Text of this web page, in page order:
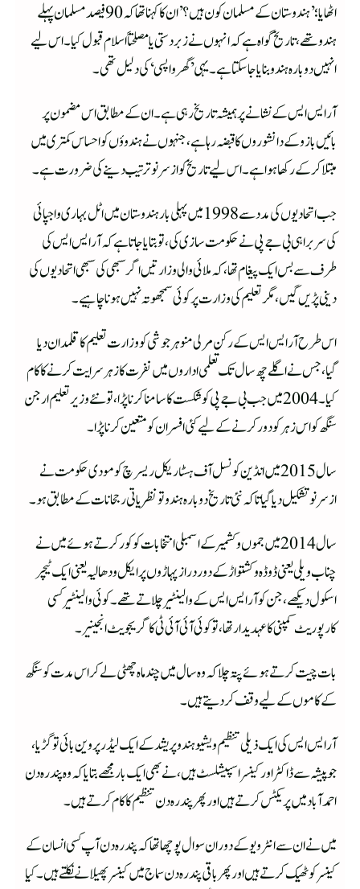
اٹھایا؛’ہندوستان کے مسلمان کون ہیں؟’ ان کا کہنا تھا کہ 90 فیصد مسلمان پہلے
ہندو تھے، تاریخ گواہ ہے کہ انہوں نے زبردستی یا مصلحتاً اسلام قبول کیا۔ اس لیے
انہیں دوبارہ ہندو بنایا جا سکتا ہے۔ یہی ’گھر واپسی‘ کی دلیل تھی۔
آر ایس ایس کے نشانے پر ہمیشہ تاریخ رہی ہے۔ ان کے مطابق اس مضمون پر
بائیں بازو کے دانشوروں کا قبضہ رہا ہے، جنہوں نے ہندوؤں کو احساس کمتری میں
مبتلا کر کے رکھا ہوا ہے۔ اس لیے تاریخ کو از سر نو ترتیب دینے کی ضرورت ہے۔
جب اتحادیوں کی مدد سے 1998 میں پہلی بار ہندوستان میں اٹل بہاری واجپائی
کی سربراہی بی جے پی نے حکومت سازی کی، تو بتایا جاتا ہے کہ آر ایس ایس کی
طرف سے بس ایک پیغام تھا، کہ ملائی والی وزارتیں اگر سبھی کی سبھی اتحادیوں کی
دینی پڑیں گیں، مگر تعلیم کی وزارت پر کوئی سمجھوتہ نہیں ہونا چاہیے۔
اس طرح آر ایس ایس کے رکن مرلی منوہر جوشی کو وزارت تعلیم کا قلمدان دیا
گیا، جس نے اگلے چھ سال تک تعلمی اداروں میں نفرت کا زہر سرایت کرنے کا کام
کیا۔ 2004 میں جب بی جے پی کو شکست کا سامنا کرنا پڑا، تو نئے وزیر تعلیم ارجن
سنگھ کو اس زہر کو دور کرنے کے لیے کئی افسران کو متعین کرنا پڑا۔
سال 2015 میں انڈین کونسل آف ہسٹاریکل ریسرچ کو مودی حکومت نے
ازسرنو تشکیل دیا گیا تاکہ نئی تاریخ دوبارہ ہندوتو نظریاتی رجحانات کے مطابق ہو۔
سال 2014میں جموں و کشمیر کے اسمبلی انتخابات کو کور کرتے ہوئے میں نے
چناب ویلی یعنی ڈوڈہ و کشتواڑ کے دور دراز پہاڑوں پر ایکل ودھالیہ یعنی ایک ٹیچر
اسکول دیکھے، جن کو آر ایس ایس کے والینٹیر چلاتے تھے۔ کوئی والینٹیرکسی
کارپوریٹ کمپنی کا عہدیدار تھا، تو کوئی آئی آئی ٹی کا گریجویٹ انجینیر۔
بات چیت کرتے ہوئے پتہ چلا کہ وہ سال میں چند ماہ چھٹی لےکر اس مدت کو سنگھ
کے کاموں کے لیے وقف کردیتے ہیں۔
آر ایس ایس کی ایک ذیلی تنظیم ویشیو ہندو پریشد کے ایک لیڈر پروین بائی توگڑیا،
جو پیشہ سے ڈاکٹر اور کینسر اسپیشلسٹ ہیں، نے بھی ایک با ر مجھے بتایا کہ وہ پندرہ دن
احمد آباد میں پریکٹس کرتے ہیں اور پھر پندر ہ دن تنظیم کا کام کرتے ہیں۔
میں نے ان سے انٹرویو کے دوران سوال پوچھا تھا کہ پندرہ دن آپ کسی انسان کے
کینسر کو ٹھیک کرتے ہیں اور پھر باقی پندرہ دن سماج میں کینسر پھیلانے نکلتے ہیں۔ کیا